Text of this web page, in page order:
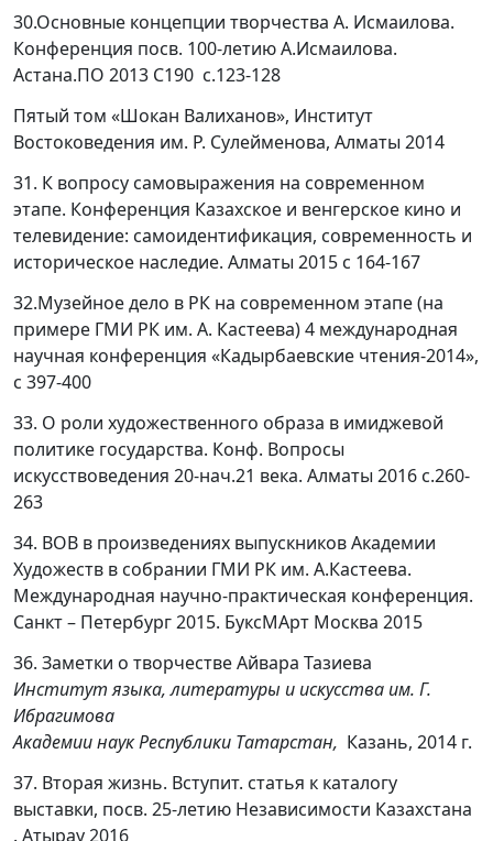
30.Основные концепции творчества А. Исмаилова.
Конференция посв. 100-летию А.Исмаилова.
Астана.ПО 2013 С190 с.123-128
Пятый том «Шокан Валиханов», Институт
Востоковедения им. Р. Сулейменова, Алматы 2014
31. К вопросу самовыражения на современном
этапе. Конференция Казахское и венгерское кино и
телевидение: самоидентификация, современность и
историческое наследие. Алматы 2015 с 164-167
32.Музейное дело в РК на современном этапе (на
примере ГМИ РК им. А. Кастеева) 4 международная
научная конференция «Кадырбаевские чтения-2014»,
с 397-400
33. О роли художественного образа в имиджевой
политике государства. Конф. Вопросы
искусствоведения 20-нач.21 века. Алматы 2016 с.260-
263
34. ВОВ в произведениях выпускников Академии
Художеств в собрании ГМИ РК им. А.Кастеева.
Международная научно-практическая конференция.
Санкт – Петербург 2015. БуксМАрт Москва 2015
36. Заметки о творчестве Айвара Тазиева
Институт языка, литературы и искусства им. Г.
Ибрагимова
Академии наук Республики Татарстан, Казань, 2014 г.
37. Вторая жизнь. Вступит. статья к каталогу
выставки, посв. 25-летию Независимости Казахстана
. Атырау 2016